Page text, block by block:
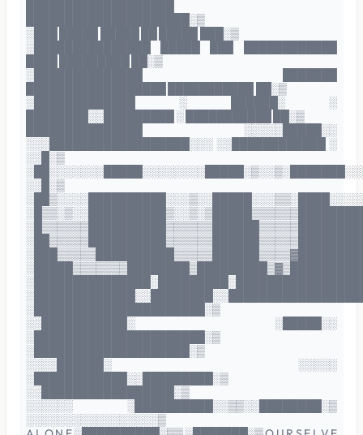
█████████████████████░▒
░███ █████ █████ ██ █████ ███░▒
░███████████████ █████ ███ ████████████
████ █████████ ██░▒
░██████████████ ███████
██████████████████ ███████████ ██░▒
░█████████████ ░ ██████░ ░
████████░░█████████ ░ ███████████ ██░▒
███████████████ ░░░░░█████░░
░░░██████████████████░░░ ░░████████████ ░
░░█░▒
░░█░▒
░██████████████████████░▒
░░███████████░ ░█████░░
░██████████████████████░▒
░████████████████████░▒
░░░░██████░ ░░░░░
░████████████░░█████████░▒
░░█████████████████░▒
░░░░░░ ░██████████░░▒▒░░████████░▒
░░░░░░░░░░░░░░░░░▒